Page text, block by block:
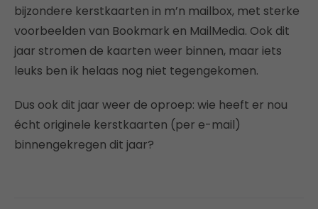
bijzondere kerstkaarten in m’n mailbox, met sterke
voorbeelden van Bookmark en MailMedia. Ook dit
jaar stromen de kaarten weer binnen, maar iets
leuks ben ik helaas nog niet tegengekomen.
Dus ook dit jaar weer de oproep: wie heeft er nou
écht originele kerstkaarten (per e-mail)
binnengekregen dit jaar?